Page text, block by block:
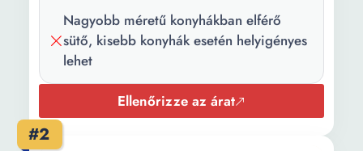
Nagyobb méretű konyhákban elférő
sütő, kisebb konyhák esetén helyigényes
lehet
Ellenőrizze az árat
#2